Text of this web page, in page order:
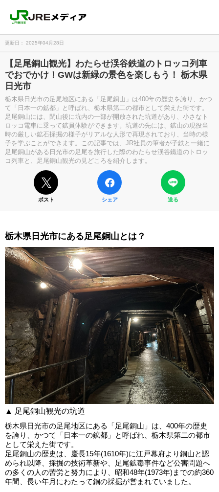
更新日： 2025年04月28日
【足尾銅山観光】わたらせ渓谷鉄道のトロッコ列車
でおでかけ！GWは新緑の景色を楽しもう！ 栃木県
日光市
栃木県日光市の足尾地区にある「足尾銅山」は400年の歴史を誇り、かつ
て「日本一の鉱都」と呼ばれ、栃木県第二の都市として栄えた街です。
足尾銅山には、閉山後に坑内の一部が開放された坑道があり、小さなト
ロッコ電車に乗って鉱員体験ができます。坑道の先には、鉱山の現役当
時の厳しい鉱石採掘の様子がリアルな人形で再現されており、当時の様
子を学ぶことができます。この記事では、JR社員の筆者が子鉄と一緒に
足尾銅山がある日光市の足尾を旅行した際のわたらせ渓谷鐵道のトロッ
コ列車と、足尾銅山観光の見どころを紹介します。
ポスト シェア 送る
栃木県日光市にある足尾銅山とは？
▲ 足尾銅山観光の坑道
栃木県日光市の足尾地区にある「足尾銅山」は、400年の歴史
を誇り、かつて「日本一の鉱都」と呼ばれ、栃木県第二の都市
として栄えた街です。
足尾銅山の歴史は、慶長15年(1610年)に江戸幕府より銅山と認
められ以降、採掘の技術革新や、足尾鉱毒事件など公害問題へ
の多くの人の苦労と努力により、昭和48年(1973年)までの約360
年間、長い年月にわたって銅の採掘が営まれていました。